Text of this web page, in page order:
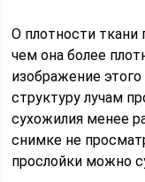
О плотности ткани
чем она более
изображение
структуру лучам
сухожилия менее
снимке не
прослойки можно